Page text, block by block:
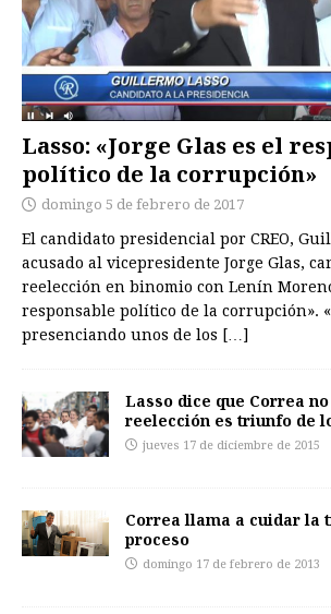
Lasso: «Jorge Glas es el
político de la corrupción»
domingo 5 de febrero de 2017
El candidato presidencial por CREO,
acusado al vicepresidente Jorge Glas,
reelección en binomio con Lenín
responsable político de la corrupción».
presenciando unos de los […]
Lasso dice que Correa
reelección es triunfo de
jueves 17 de diciembre de 2015
Correa llama a cuidar la
proceso
domingo 17 de febrero de 2013